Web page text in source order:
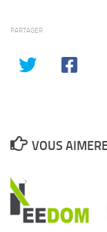
PARTAGER
VOUS